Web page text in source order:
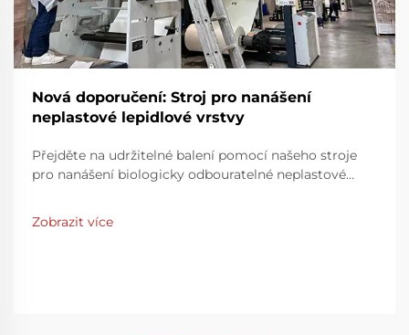
Nová doporučení: Stroj pro nanášení
neplastové lepidlové vrstvy
Přejděte na udržitelné balení pomocí našeho stroje
pro nanášení biologicky odbouratelné neplastové
více už teď.
Zobrazit více